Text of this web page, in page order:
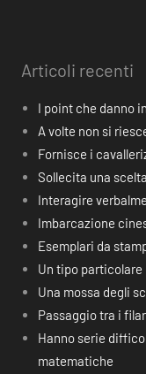
Articoli recenti
I point che danno
A volte non si
Fornisce i
Sollecita una scelta
Interagire
Imbarcazione
Esemplari da
Un tipo
Una mossa degli
Passaggio tra i
Hanno serie
matematiche